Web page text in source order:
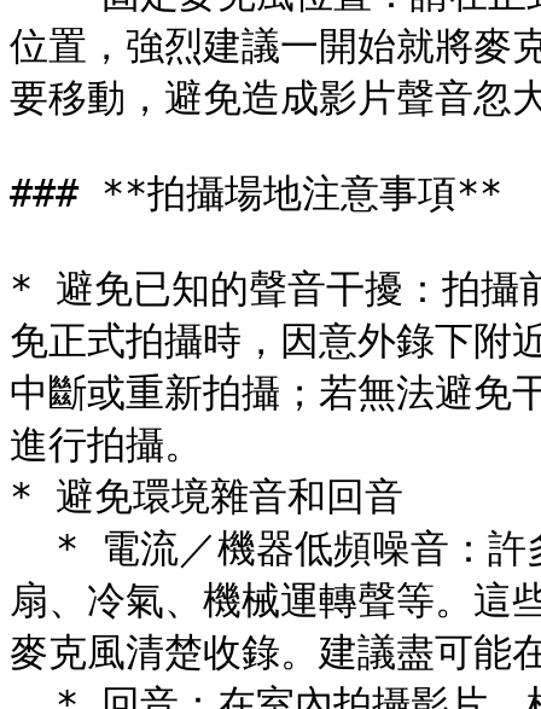
位置，強烈建議一開始就將麥
要移動，避免造成影片聲音忽
### **拍攝場地注意事項**
* 避免已知的聲音干擾：拍攝
免正式拍攝時，因意外錄下附
中斷或重新拍攝；若無法避免
進行拍攝。
* 避免環境雜音和回音
扇、冷氣、機械運轉聲等。這
麥克風清楚收錄。建議盡可能